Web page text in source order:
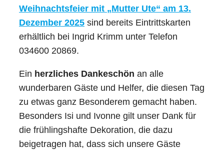
Weihnachtsfeier mit „Mutter Ute“ am 13.
Dezember 2025 sind bereits Eintrittskarten
erhältlich bei Ingrid Krimm unter Telefon
034600 20869.
Ein herzliches Dankeschön an alle
wunderbaren Gäste und Helfer, die diesen Tag
zu etwas ganz Besonderem gemacht haben.
Besonders Isi und Ivonne gilt unser Dank für
die frühlingshafte Dekoration, die dazu
beigetragen hat, dass sich unsere Gäste